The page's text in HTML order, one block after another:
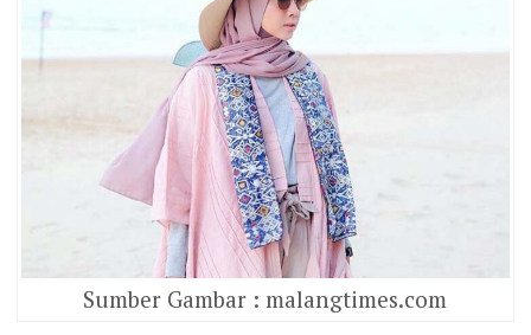
Sumber Gambar : malangtimes.com